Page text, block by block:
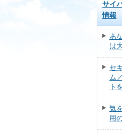
サイ
情報
あ
は
セ
ム
ト
気
用